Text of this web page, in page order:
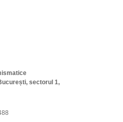
sectorul 1,